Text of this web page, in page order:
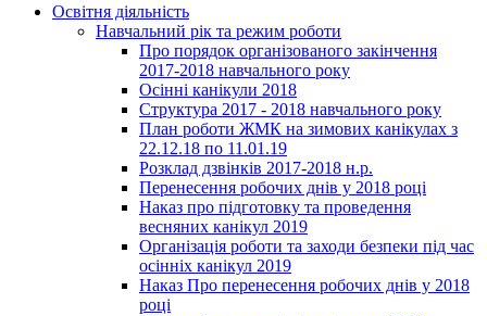
Освітня діяльність
Навчальний рік та режим роботи
Про порядок організованого закінчення
2017-2018 навчального року
Осінні канікули 2018
Структура 2017 - 2018 навчального року
План роботи ЖМК на зимових канікулах з
22.12.18 по 11.01.19
Розклад дзвінків 2017-2018 н.р.
Перенесення робочих днів у 2018 році
Наказ про підготовку та проведення
весняних канікул 2019
Організація роботи та заходи безпеки під час
осінніх канікул 2019
Наказ Про перенесення робочих днів у 2018
році